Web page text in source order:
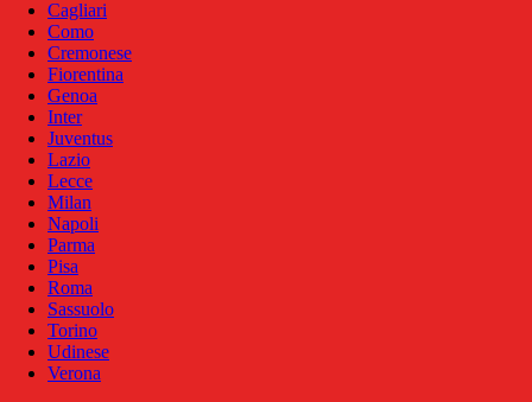
Cagliari
Como
Cremonese
Fiorentina
Genoa
Inter
Juventus
Lazio
Lecce
Milan
Napoli
Parma
Pisa
Roma
Sassuolo
Torino
Udinese
Verona